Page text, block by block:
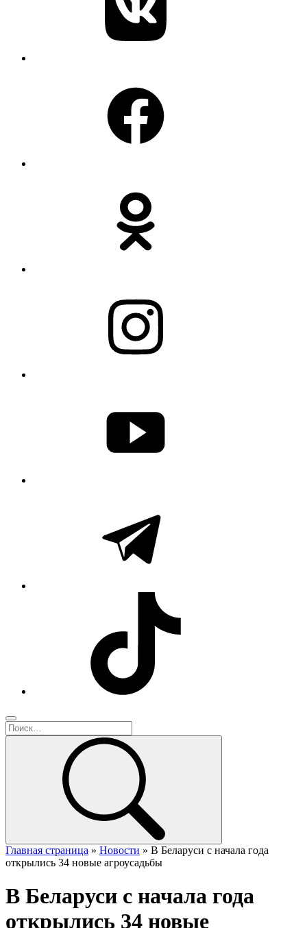
Главная страница » Новости » В Беларуси с начала года
открылись 34 новые агроусадьбы
В Беларуси с начала года
открылись 34 новые